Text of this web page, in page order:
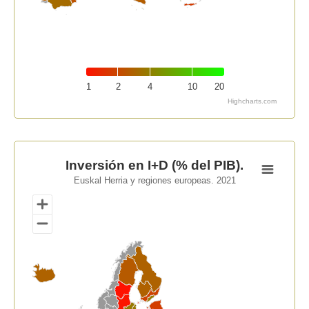
1 2 4 10 20
Highcharts.com
Inversión en I+D (% del PIB).
Map of unspecified region with 1 data series.
Euskal Herria y regiones europeas. 2021
View as data table, Inversión en I+D (% del PIB).
Inversión en I+D (% del PIB).
Euskal Herria y regiones europeas. 2021